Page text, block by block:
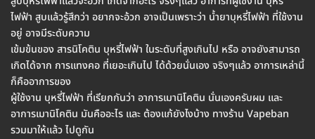
ไฟฟ้า สูบแล้วรู้สึกว่า อยากจะอ้วก อาจเป็นเพราะว่า น้ำยาบุหรี่ไฟฟ้า ที่ใช้งาน
อยู่ อาจมีระดับความ
เข้มข้นของ สารนิโคติน บุหรี่ไฟฟ้า ในระดับที่สูงเกินไป หรือ อาจยังสามารถ
เกิดได้จาก การแทงคอ ที่เยอะเกินไป ได้ด้วยนั่นเอง จริงๆแล้ว อาการเหล่านี้
ก็คืออาการของ
ผู้ใช้งาน บุหรี่ไฟฟ้า ที่เรียกกันว่า อาการเมานิโคติน นั่นเองครับผม และ
อาการเมานิโคติน มันคืออะไร และ ต้องแก้ยังไงบ้าง ทางร้าน Vapeban
รวมมาให้แล้ว ไปดูกัน